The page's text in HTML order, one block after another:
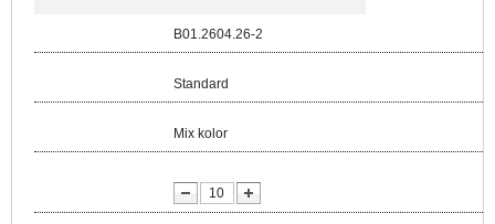
B01.2604.26-2
Standard
Mix kolor